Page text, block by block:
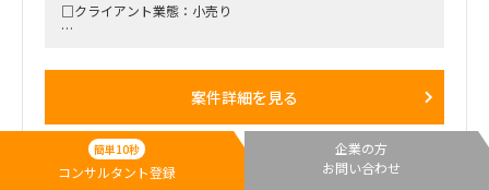
□クライアント業態：小売り
■働き方/勤務場所：リモートと、会議時出社（港区、埼玉
県）、のハイブリッド
案件詳細を見る
簡単10秒
コンサルタント登録
企業の方
お問い合わせ